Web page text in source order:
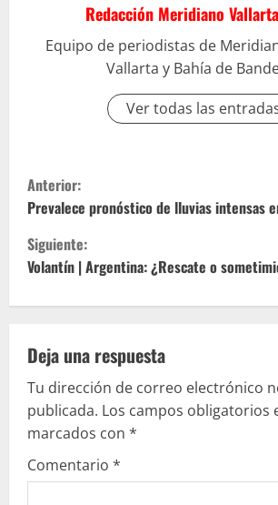
Redacción Meridiano
Equipo de periodistas de
Vallarta y Bahía de
Ver todas las
S
i
g
l
e
y
e
Anterior:
Prevalece pronóstico de lluvias intensas
Siguiente:
Volantín | Argentina: ¿Rescate o
Deja una respuesta
Tu dirección de correo electrónico
publicada. Los campos obligatorios
marcados con *
Comentario *